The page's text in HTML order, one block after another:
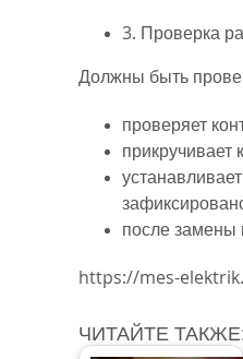
3. Проверка
Должны быть
проверяет
после замены
https://mes-
ЧИТАЙТЕ